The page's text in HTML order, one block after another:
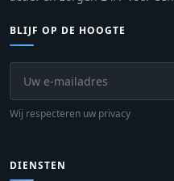
BLIJF OP DE HOOGTE
Wij respecteren uw privacy
DIENSTEN